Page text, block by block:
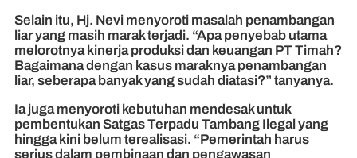
Selain itu, Hj. Nevi menyoroti masalah penambangan
liar yang masih marak terjadi. “Apa penyebab utama
melorotnya kinerja produksi dan keuangan PT Timah?
Bagaimana dengan kasus maraknya penambangan
liar, seberapa banyak yang sudah diatasi?” tanyanya.
Ia juga menyoroti kebutuhan mendesak untuk
pembentukan Satgas Terpadu Tambang Ilegal yang
hingga kini belum terealisasi. “Pemerintah harus
serius dalam pembinaan dan pengawasan